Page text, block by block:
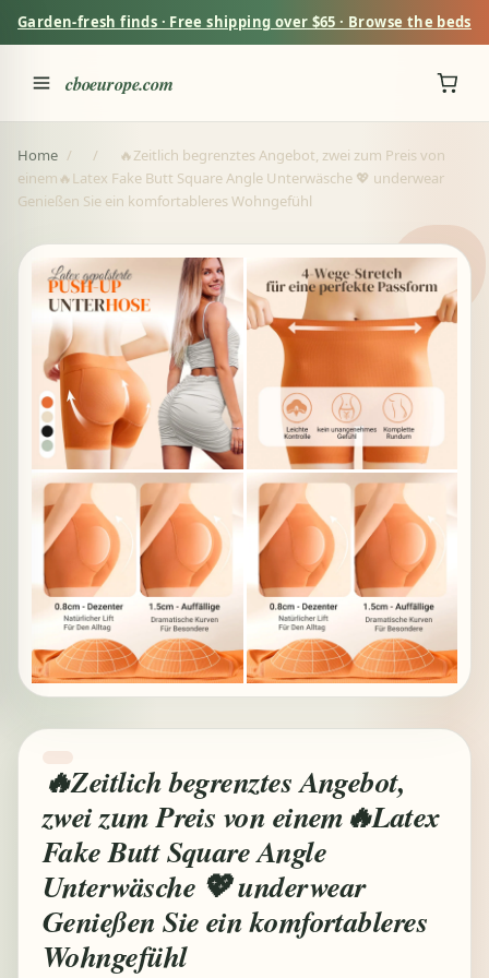
Garden-fresh finds · Free shipping over $65 · Browse the beds
cboeurope.com
Home / /
🔥Zeitlich begrenztes Angebot, zwei zum Preis von
einem🔥Latex Fake Butt Square Angle Unterwäsche 💖 underwear
Genießen Sie ein komfortableres Wohngefühl
🔥Zeitlich begrenztes Angebot,
zwei zum Preis von einem🔥Latex
Fake Butt Square Angle
Unterwäsche 💖 underwear
Genießen Sie ein komfortableres
Wohngefühl